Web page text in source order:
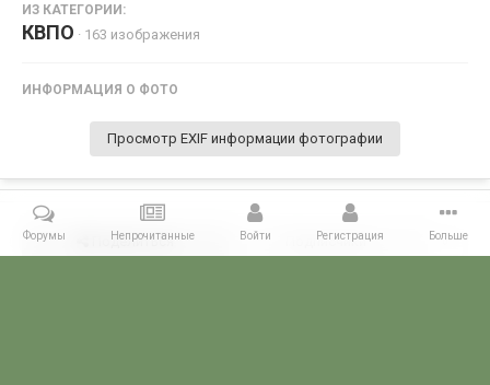
ИЗ КАТЕГОРИИ:
КВПО · 163 изображения
ИНФОРМАЦИЯ О ФОТО
Просмотр EXIF информации фотографии
Поделиться Подписчики 0
Форумы Непрочитанные Войти Регистрация Больше